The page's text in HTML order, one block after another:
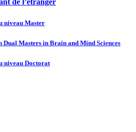
de l’étranger
niveau Master
Dual Masters in Brain and Mind Sciences
niveau Doctorat